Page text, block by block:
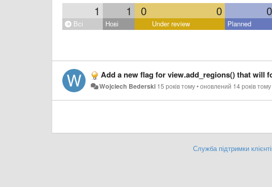
1 1 0 0 0
Всі Нові Under review Planned
Add a new flag for view.add_regions() that will force it
Wojciech Bederski 15 років тому•оновлений 14 років тому
Служба підтримки